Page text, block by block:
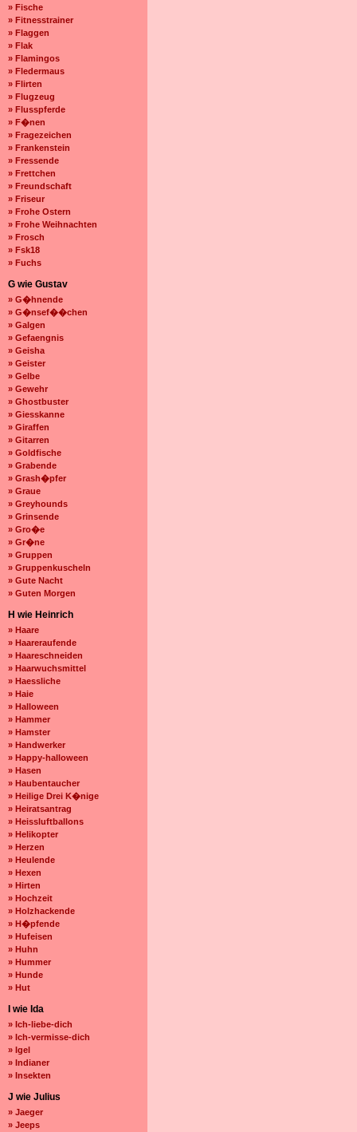
» Fische
» Fitnesstrainer
» Flaggen
» Flak
» Flamingos
» Fledermaus
» Flirten
» Flugzeug
» Flusspferde
» F�nen
» Fragezeichen
» Frankenstein
» Fressende
» Frettchen
» Freundschaft
» Friseur
» Frohe Ostern
» Frohe Weihnachten
» Frosch
» Fsk18
» Fuchs
G wie Gustav
» G�hnende
» G�nsef��chen
» Galgen
» Gefaengnis
» Geisha
» Geister
» Gelbe
» Gewehr
» Ghostbuster
» Giesskanne
» Giraffen
» Gitarren
» Goldfische
» Grabende
» Grash�pfer
» Graue
» Greyhounds
» Grinsende
» Gro�e
» Gr�ne
» Gruppen
» Gruppenkuscheln
» Gute Nacht
» Guten Morgen
H wie Heinrich
» Haare
» Haareraufende
» Haareschneiden
» Haarwuchsmittel
» Haessliche
» Haie
» Halloween
» Hammer
» Hamster
» Handwerker
» Happy-halloween
» Hasen
» Haubentaucher
» Heilige Drei K�nige
» Heiratsantrag
» Heissluftballons
» Helikopter
» Herzen
» Heulende
» Hexen
» Hirten
» Hochzeit
» Holzhackende
» H�pfende
» Hufeisen
» Huhn
» Hummer
» Hunde
» Hut
I wie Ida
» Ich-liebe-dich
» Ich-vermisse-dich
» Igel
» Indianer
» Insekten
J wie Julius
» Jaeger
» Jeeps